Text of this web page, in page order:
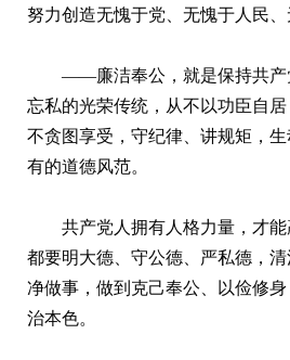
努力创造无愧于党、无愧于人民、
——廉洁奉公，就是保持共产
忘私的光荣传统，从不以功臣自居
不贪图享受，守纪律、讲规矩，
有的道德风范。
共产党人拥有人格力量，才
都要明大德、守公德、严私德，
净做事，做到克己奉公、以俭修
治本色。